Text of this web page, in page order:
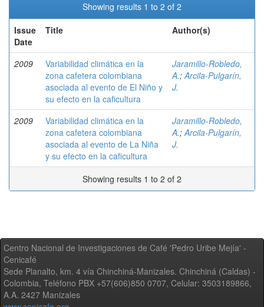
Showing results 1 to 2 of 2
Issue
Date
Title Author(s)
2009
Variabilidad climática en la
zona cafetera colombiana
asociada al evento de El Niño y
su efecto en la caficultura
Jaramillo-Robledo,
A.;Arcila-Pulgarín,
J.
2009
Variabilidad climática en la
zona cafetera colombiana
asociada al evento de La Niña
y su efecto en la caficultura
Jaramillo-Robledo,
A.;Arcila-Pulgarín,
J.
Showing results 1 to 2 of 2
Centro Nacional de Investigaciones de Café 'Pedro Uribe Mejía' -
Cenicafé
Sede Planalto, km. 4 vía Chinchiná-Manizales. Chinchiná (Caldas) -
Colombia, Teléfono PBX +57(606)850 0707, Celular: 3503189866,
A.A. 2427 Manizales